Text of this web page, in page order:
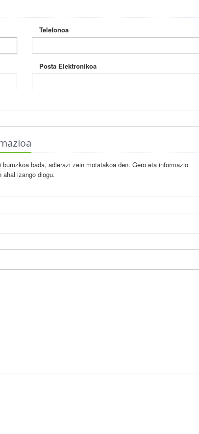
Telefonoa
Posta Elektronikoa
bada, adierazi zein motatakoa den. Gero eta informazio
ahal izango diogu.